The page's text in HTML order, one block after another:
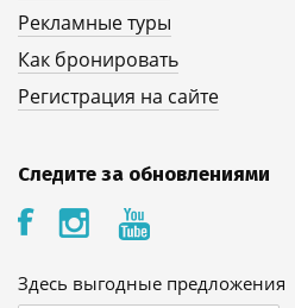
Рекламные туры
Как бронировать
Регистрация на сайте
Следите за обновлениями
Здесь выгодные предложения